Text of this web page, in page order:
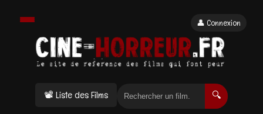
📽 Liste des Films 🔍
👤 Connexion